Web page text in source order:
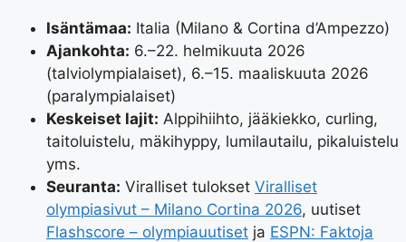
Isäntämaa: Italia (Milano & Cortina d’Ampezzo)
Ajankohta: 6.–22. helmikuuta 2026
(talviolympialaiset), 6.–15. maaliskuuta 2026
(paralympialaiset)
Keskeiset lajit: Alppihiihto, jääkiekko, curling,
taitoluistelu, mäkihyppy, lumilautailu, pikaluistelu
yms.
Seuranta: Viralliset tulokset Viralliset
olympiasivut – Milano Cortina 2026, uutiset
Flashscore – olympiauutiset ja ESPN: Faktoja